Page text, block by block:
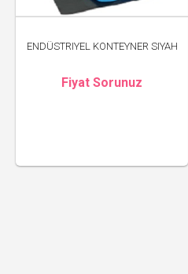
ENDÜSTRIYEL KONTEYNER SIYAH
Fiyat Sorunuz